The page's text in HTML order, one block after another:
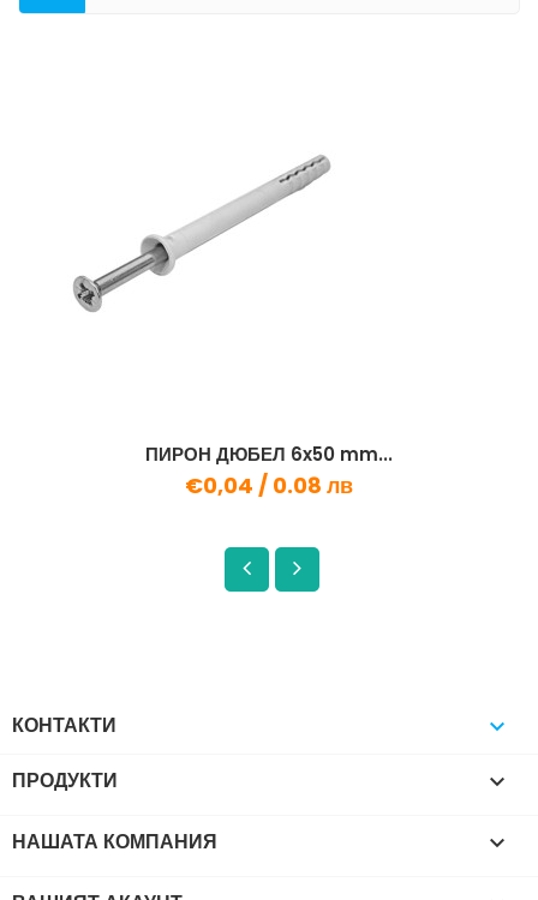
ПИРОН ДЮБЕЛ 6x50 mm...
€0,04 / 0.08 лв
КОНТАКТИ 
ПРОДУКТИ 
НАШАТА КОМПАНИЯ 